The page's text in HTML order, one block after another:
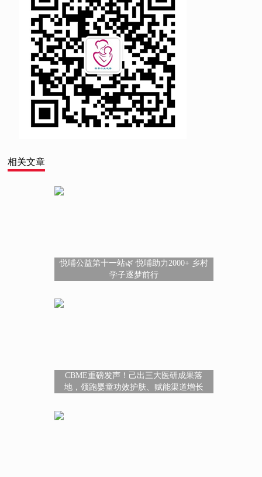
相关文章
悦哺公益第十一站🌿 悦哺助力2000+ 乡村
学子逐梦前行
CBME重磅发声！己出三大医研成果落
地，领跑婴童功效护肤、赋能渠道增长